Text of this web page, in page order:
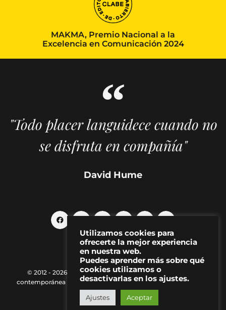
MAKMA, Premio Nacional a la
Excelencia en Comunicación 2024
"Todo placer languidece cuando no
se disfruta en compañía"
David Hume
© 2012 - 2026 MAKMA | Revista de artes visuales y cultura
contemporánea |
Política de Privacidad| Aviso Legal|Contacto
Utilizamos cookies para
ofrecerte la mejor experiencia
en nuestra web.
Puedes aprender más sobre qué
cookies utilizamos o
desactivarlas en los ajustes.
Ajustes Aceptar